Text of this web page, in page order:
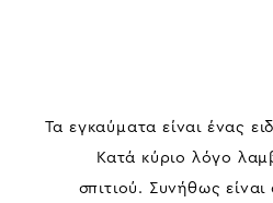
Τα εγκαύματα είναι ένας
Κατά κύριο λόγο
σπιτιού. Συνήθως